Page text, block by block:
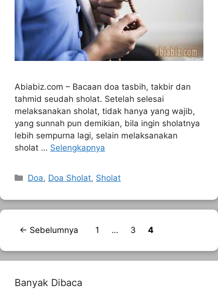
Abiabiz.com – Bacaan doa tasbih, takbir dan
tahmid seudah sholat. Setelah selesai
melaksanakan sholat, tidak hanya yang wajib,
yang sunnah pun demikian, bila ingin sholatnya
lebih sempurna lagi, selain melaksanakan
sholat … Selengkapnya
Kategori
Doa, Doa Sholat, Sholat
← Sebelumnya Halaman
1 … Halaman
3 Halaman
4
Banyak Dibaca